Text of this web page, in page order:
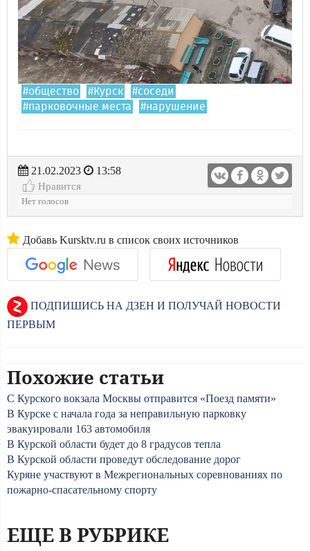
#общество #Курск
#соседи
#парковочные места
#нарушение
21.02.2023
13:58
Нравится
Нет голосов
Добавь Kursktv.ru в список своих источников
ПОДПИШИСЬ НА ДЗЕН И ПОЛУЧАЙ НОВОСТИ
ПЕРВЫМ
Похожие статьи
С Курского вокзала Москвы отправится «Поезд памяти»
В Курске с начала года за неправильную парковку
эвакуировали 163 автомобиля
В Курской области будет до 8 градусов тепла
В Курской области проведут обследование дорог
Куряне участвуют в Межрегиональных соревнованиях по
пожарно-спасательному спорту
ЕЩЕ В РУБРИКЕ